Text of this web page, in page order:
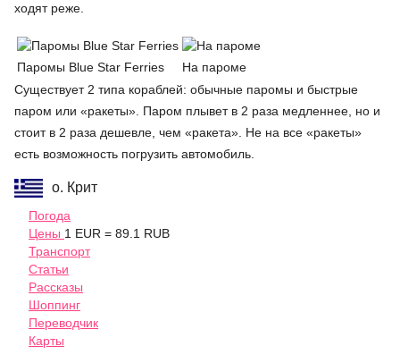
ходят реже.
Паромы Blue Star Ferries
На пароме
Существует 2 типа кораблей: обычные паромы и быстрые
паром или «ракеты». Паром плывет в 2 раза медленнее, но и
стоит в 2 раза дешевле, чем «ракета». Не на все «ракеты»
есть возможность погрузить автомобиль.
о. Крит
Погода
Цены 1 EUR = 89.1 RUB
Транспорт
Статьи
Рассказы
Шоппинг
Переводчик
Карты